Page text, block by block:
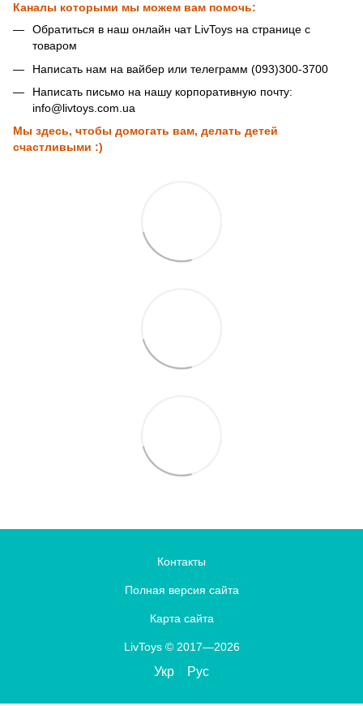
Каналы которыми мы можем вам помочь:
Обратиться в наш онлайн чат LivToys на странице с
товаром
Написать нам на вайбер или телеграмм (093)300-3700
Написать письмо на нашу корпоративную почту:
info@livtoys.com.ua
Мы здесь, чтобы домогать вам, делать детей
счастливыми :)
Контакты
Полная версия сайта
Карта сайта
LivToys © 2017—2026
Укр Рус